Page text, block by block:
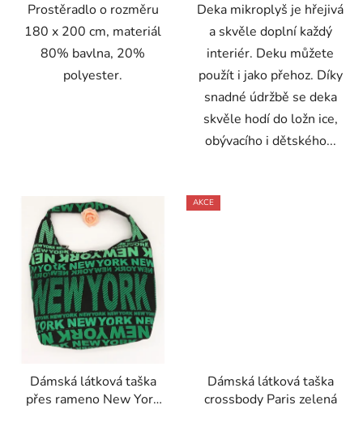
Prostěradlo o rozměru
180 x 200 cm, materiál
80% bavlna, 20%
polyester.
Deka mikroplyš je hřejivá
a skvěle doplní každý
interiér. Deku můžete
použít i jako přehoz. Díky
snadné údržbě se deka
skvěle hodí do ložn ice,
obývacího i dětského...
Dámská látková taška
přes rameno New York
AKCE
Dámská látková taška
crossbody Paris zelená